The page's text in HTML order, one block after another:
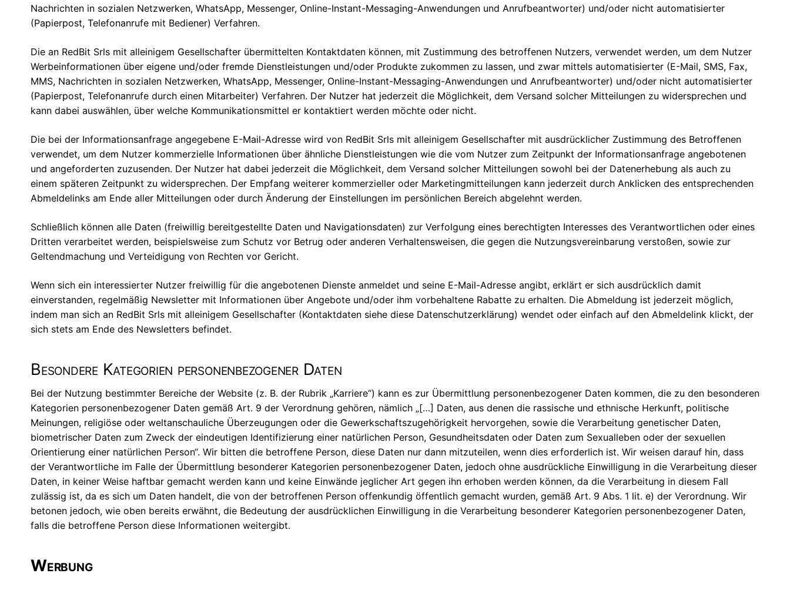
Nachrichten in sozialen Netzwerken, WhatsApp, Messenger, Online-Instant-Messaging-Anwendungen und Anrufbeantworter) und/oder nicht automatisierter
(Papierpost, Telefonanrufe mit Bediener) Verfahren.
Die an RedBit Srls mit alleinigem Gesellschafter übermittelten Kontaktdaten können, mit Zustimmung des betroffenen Nutzers, verwendet werden, um dem Nutzer
Werbeinformationen über eigene und/oder fremde Dienstleistungen und/oder Produkte zukommen zu lassen, und zwar mittels automatisierter (E-Mail, SMS, Fax,
MMS, Nachrichten in sozialen Netzwerken, WhatsApp, Messenger, Online-Instant-Messaging-Anwendungen und Anrufbeantworter) und/oder nicht automatisierter
(Papierpost, Telefonanrufe durch einen Mitarbeiter) Verfahren. Der Nutzer hat jederzeit die Möglichkeit, dem Versand solcher Mitteilungen zu widersprechen und
kann dabei auswählen, über welche Kommunikationsmittel er kontaktiert werden möchte oder nicht.
Die bei der Informationsanfrage angegebene E-Mail-Adresse wird von RedBit Srls mit alleinigem Gesellschafter mit ausdrücklicher Zustimmung des Betroffenen
verwendet, um dem Nutzer kommerzielle Informationen über ähnliche Dienstleistungen wie die vom Nutzer zum Zeitpunkt der Informationsanfrage angebotenen
und angeforderten zuzusenden. Der Nutzer hat dabei jederzeit die Möglichkeit, dem Versand solcher Mitteilungen sowohl bei der Datenerhebung als auch zu
einem späteren Zeitpunkt zu widersprechen. Der Empfang weiterer kommerzieller oder Marketingmitteilungen kann jederzeit durch Anklicken des entsprechenden
Abmeldelinks am Ende aller Mitteilungen oder durch Änderung der Einstellungen im persönlichen Bereich abgelehnt werden.
Schließlich können alle Daten (freiwillig bereitgestellte Daten und Navigationsdaten) zur Verfolgung eines berechtigten Interesses des Verantwortlichen oder eines
Dritten verarbeitet werden, beispielsweise zum Schutz vor Betrug oder anderen Verhaltensweisen, die gegen die Nutzungsvereinbarung verstoßen, sowie zur
Geltendmachung und Verteidigung von Rechten vor Gericht.
Wenn sich ein interessierter Nutzer freiwillig für die angebotenen Dienste anmeldet und seine E-Mail-Adresse angibt, erklärt er sich ausdrücklich damit
einverstanden, regelmäßig Newsletter mit Informationen über Angebote und/oder ihm vorbehaltene Rabatte zu erhalten. Die Abmeldung ist jederzeit möglich,
indem man sich an RedBit Srls mit alleinigem Gesellschafter (Kontaktdaten siehe diese Datenschutzerklärung) wendet oder einfach auf den Abmeldelink klickt, der
sich stets am Ende des Newsletters befindet.
Besondere Kategorien personenbezogener Daten
Bei der Nutzung bestimmter Bereiche der Website (z. B. der Rubrik „Karriere“) kann es zur Übermittlung personenbezogener Daten kommen, die zu den besonderen
Kategorien personenbezogener Daten gemäß Art. 9 der Verordnung gehören, nämlich „[…] Daten, aus denen die rassische und ethnische Herkunft, politische
Meinungen, religiöse oder weltanschauliche Überzeugungen oder die Gewerkschaftszugehörigkeit hervorgehen, sowie die Verarbeitung genetischer Daten,
biometrischer Daten zum Zweck der eindeutigen Identifizierung einer natürlichen Person, Gesundheitsdaten oder Daten zum Sexualleben oder der sexuellen
Orientierung einer natürlichen Person“. Wir bitten die betroffene Person, diese Daten nur dann mitzuteilen, wenn dies erforderlich ist. Wir weisen darauf hin, dass
der Verantwortliche im Falle der Übermittlung besonderer Kategorien personenbezogener Daten, jedoch ohne ausdrückliche Einwilligung in die Verarbeitung dieser
Daten, in keiner Weise haftbar gemacht werden kann und keine Einwände jeglicher Art gegen ihn erhoben werden können, da die Verarbeitung in diesem Fall
zulässig ist, da es sich um Daten handelt, die von der betroffenen Person offenkundig öffentlich gemacht wurden, gemäß Art. 9 Abs. 1 lit. e) der Verordnung. Wir
betonen jedoch, wie oben bereits erwähnt, die Bedeutung der ausdrücklichen Einwilligung in die Verarbeitung besonderer Kategorien personenbezogener Daten,
falls die betroffene Person diese Informationen weitergibt.
Werbung